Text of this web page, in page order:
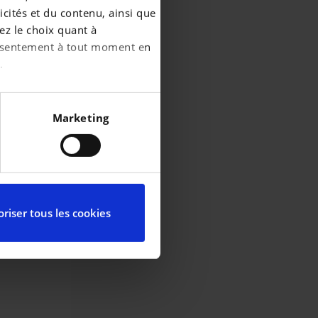
et du contenu, ainsi que
le choix quant à
à tout moment en
à plusieurs mètres
spécifiques (empreintes
reportez-vous à la
de la déclaration sur
relatives aux
Marketing
tous les cookies